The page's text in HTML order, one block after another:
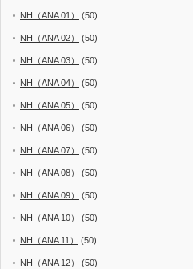
NH（ANA 01） (50)
NH（ANA 02） (50)
NH（ANA 03） (50)
NH（ANA 04） (50)
NH（ANA 05） (50)
NH（ANA 06） (50)
NH（ANA 07） (50)
NH（ANA 08） (50)
NH（ANA 09） (50)
NH（ANA 10） (50)
NH（ANA 11） (50)
NH（ANA 12） (50)